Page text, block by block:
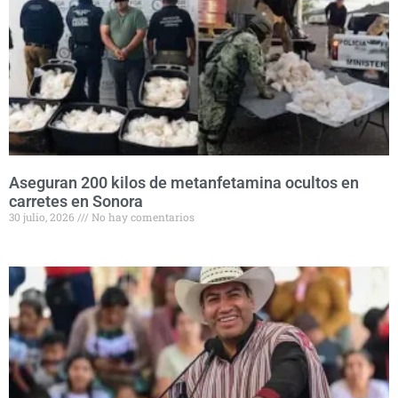
Aseguran 200 kilos de metanfetamina ocultos en
carretes en Sonora
30 julio, 2026 No hay comentarios